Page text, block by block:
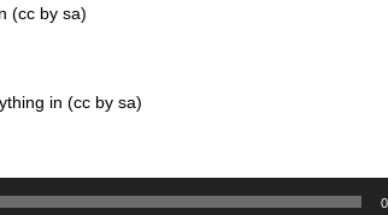
(cc by sa)
in (cc by sa)